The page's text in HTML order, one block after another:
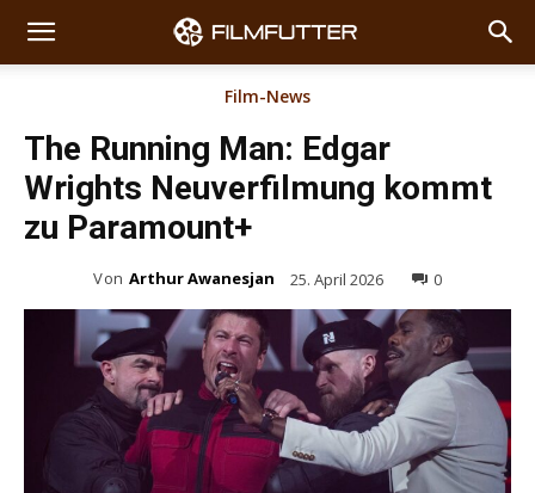
Film-News
The Running Man: Edgar
Wrights Neuverfilmung kommt
zu Paramount+
Von Arthur Awanesjan 25. April 2026 0